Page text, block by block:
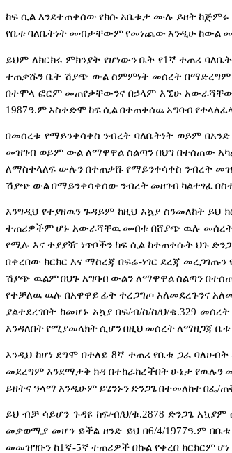
ከፍ ሲል እንደተጠቀሰው የክሱ አቤቱታ ሙሉ ይዘት ከጅምሩ
የቤቱባለቤትነት መብታቸውምየመነጨው እንዲሁ ከውል
ይህም ለክርክሩ ምክንያት የሆነውን ቤት የ1 ኛ ተጠሪ
ተጠቃሹን ቤት ሽያጭ ውል ስምምነት መሰረት በማድረግም
በተሞላ ፎርም መጠየቃቸውንና በኃላም እኚሁ
1987ዓ.ምአስቀድሞ ከፍሲልበተጠቀሰዉአግባብ
በመሰረቱ የማይንቀሳቀስ ንብረት ባለቤትነት ወይም በአንድ
መዝገብ ወይም ውል ለማዋዋል ስልጣን በህግ በተሰጠው
ለማስተላለፍ ውሉን በተጠቃሹ የማይንቀሳቀስ ንብረት
ሽያጭ ውልበማይንቀሳቀሰው ንብረት መዘገብ ካልተፃፈ
እንግዲህ የተያዘዉን ጉዳይም ከዚህ አኳያ ስንመለከት ይህ
ተጠሪዎችም ሆኑ አውራሻቸዉ መብቱ በሸያጭ ዉሉ
የሚሉ እና ተያያዥ ነጥቦችን ከፍ ሲል ከተጠቀሱት ህጉ
በቀረበው ክርክር እና ማስረጃ በፍሬ-ነገር ደረጃ መረጋገጡን
ሽያጭ ዉልም በህጉ አግባብ ውልን ለማዋዋል ስልጣን
የተቻለዉ ዉሉ በአዋዋይ ፊት ተረጋግጦ አለመደረጉንና
ያልተደረገበት ከመሆኑ አኳያ በፍ/ብ/ስ/ስ/ህ/ቁ.329 መሰረት
እንዳለበትየሚያመላክትሲሆንበዚህ መሰረትለማዘጋጃ ቤቱ
እንዲህ ከሆነ ደግሞ በተለይ 8ኛ ተጠሪ የቤቱ ጋራ ባለሀብት
መደረግም እንደማታቅ ክዳ በተከራከረችበት ሁኔታ የዉሉን
ይዘትና ዓላማ እንዲሁም ይሄንኑንድንጋጌበተመለከተበፌ/
ይህ ብቻ ሳይሆን ጉዳዩ ከፍ/ብ/ህ/ቁ.2878 ድንጋጌ አኳያም
መቃወሚያ መሆን ይችል ዘንድ ይህ በ6/4/1977ዓ.ም በቤቱ
መመዝገቡን ከ1 ኛ-5ኛ ተጠሪዎች በኩል የቀረበ ክርክርም ሆነ